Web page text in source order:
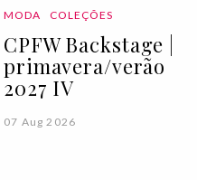
MODA COLEÇÕES
CPFW Backstage |
primavera/verão
2027 IV
07 Aug 2026